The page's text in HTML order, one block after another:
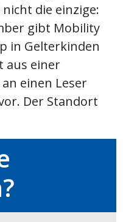
die einzige:
gibt Mobility
in Gelterkinden
aus einer
einen Leser
Der Standort